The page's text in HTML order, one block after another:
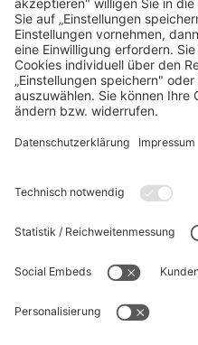
SAMSTAG, 31.01.
Sonderausstellung
20 Jahre Allianz
Arena
FC Bayern FC Bayern Museum